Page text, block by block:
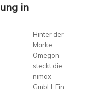
in
Hinter der
Marke
Omegon
steckt die
nimax
GmbH. Ein